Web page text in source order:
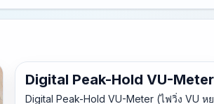
Digital Peak-Hold VU-Meter
Digital Peak-Hold VU-Meter (ไฟวิ่ง VU ห